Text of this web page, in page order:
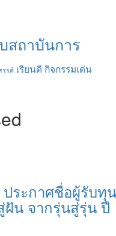
สถาบันการ
รรค์ เรียนดี กิจกรรมเด่น
ประกาศชื่อผู้รับทุน
ฝัน จากรุ่นสู่รุ่น ปี